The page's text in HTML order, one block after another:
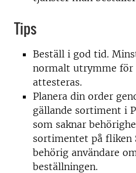
Tips
Beställ i god tid.
normalt utrymme för
attesteras.
Planera din order
gällande sortiment i
som saknar
sortimentet på fliken
behörig användare
beställningen.